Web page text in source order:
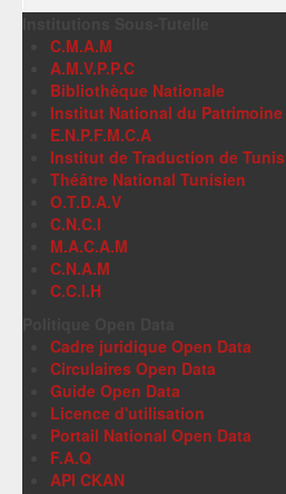
C.M.A.M
A.M.V.P.P.C
Bibliothèque Nationale
Institut National du Patrimoine
E.N.P.F.M.C.A
Institut de Traduction de Tunis
Théâtre National Tunisien
O.T.D.A.V
C.N.C.I
M.A.C.A.M
C.N.A.M
C.C.I.H
Cadre juridique Open Data
Circulaires Open Data
Guide Open Data
Licence d'utilisation
Portail National Open Data
F.A.Q
API CKAN